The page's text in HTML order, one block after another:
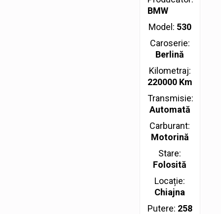
BMW
Model: 530
Caroserie:
Berlină
Kilometraj:
220000 Km
Transmisie:
Automată
Carburant:
Motorină
Stare:
Folosită
Locație:
Chiajna
Putere: 258